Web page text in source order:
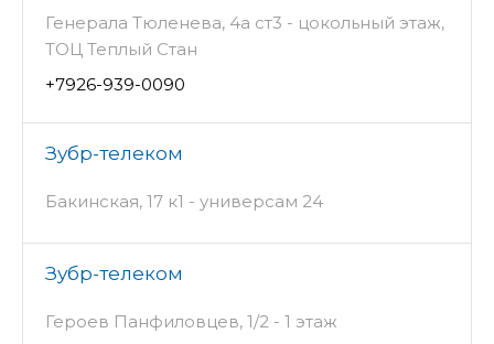
Генерала Тюленева, 4а ст3 - цокольный этаж,
ТОЦ Теплый Стан
+7926-939-0090
Зубр-телеком
Бакинская, 17 к1 - универсам 24
Зубр-телеком
Героев Панфиловцев, 1/2 - 1 этаж